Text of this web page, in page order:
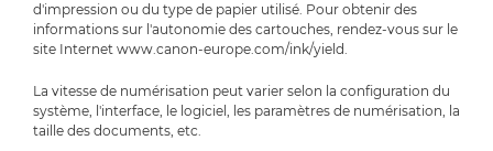
d'impression ou du type de papier utilisé. Pour obtenir des
informations sur l'autonomie des cartouches, rendez-vous sur le
site Internet www.canon-europe.com/ink/yield.
La vitesse de numérisation peut varier selon la configuration du
système, l'interface, le logiciel, les paramètres de numérisation, la
taille des documents, etc.